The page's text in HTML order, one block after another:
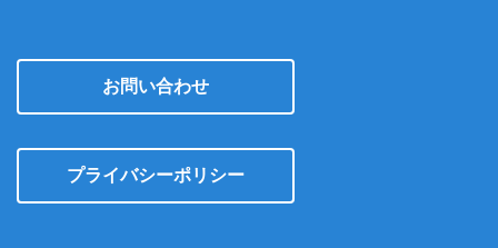
お問い合わせ
プライバシーポリシー